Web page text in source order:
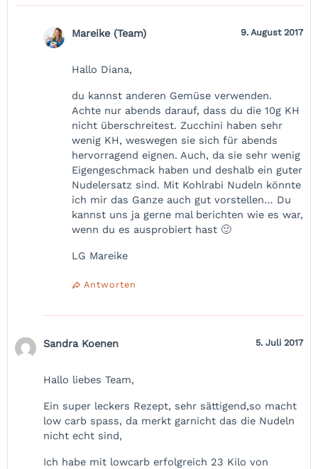
Mareike (Team) 9. August 2017
Hallo Diana,
du kannst anderen Gemüse verwenden.
Achte nur abends darauf, dass du die 10g KH
nicht überschreitest. Zucchini haben sehr
wenig KH, weswegen sie sich für abends
hervorragend eignen. Auch, da sie sehr wenig
Eigengeschmack haben und deshalb ein guter
Nudelersatz sind. Mit Kohlrabi Nudeln könnte
ich mir das Ganze auch gut vorstellen… Du
kannst uns ja gerne mal berichten wie es war,
wenn du es ausprobiert hast 🙂
LG Mareike
Antworten
Sandra Koenen 5. Juli 2017
Hallo liebes Team,
Ein super leckers Rezept, sehr sättigend,so macht
low carb spass, da merkt garnicht das die Nudeln
nicht echt sind,
Ich habe mit lowcarb erfolgreich 23 Kilo von